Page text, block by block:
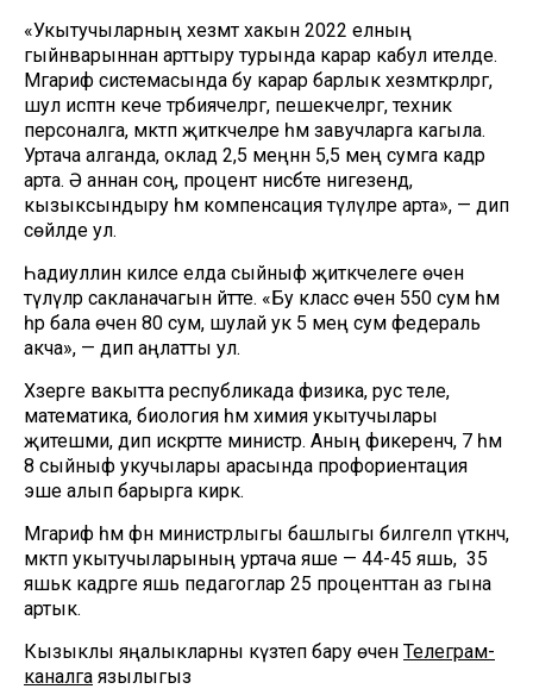
«Укытучыларның хезмәт хакын 2022 елның
гыйнварыннан арттыру турында карар кабул ителде.
Мәгариф системасында бу карар барлык хезмәткәрләргә,
шул исәптән кече тәрбиячеләргә, пешекчеләргә, техник
персоналга, мәктәп җитәкчеләре һәм завучларга кагыла.
Уртача алганда, оклад 2,5 меңнән 5,5 мең сумга кадәр
арта. Ә аннан соң, процент нисбәте нигезендә,
кызыксындыру һәм компенсация түләүләре арта», — дип
сөйләде ул.
Һадиуллин киләсе елда сыйныф җитәкчелеге өчен
түләүләр сакланачагын әйтте. «Бу класс өчен 550 сум һәм
һәр бала өчен 80 сум, шулай ук 5 мең сум федераль
акча», — дип аңлатты ул.
Хәзерге вакытта республикада физика, рус теле,
математика, биология һәм химия укытучылары
җитешми, дип искәртте министр. Аның фикеренчә, 7 һәм
8 сыйныф укучылары арасында профориентация
эше алып барырга кирәк.
Мәгариф һәм фән министрлыгы башлыгы билгеләп үткәнчә,
мәктәп укытучыларының уртача яше — 44-45 яшь, ә 35
яшькә кадәрге яшь педагоглар 25 проценттан аз гына
артык.
Кызыклы яңалыкларны күзәтеп бару өчен Телеграм-
каналга язылыгыз